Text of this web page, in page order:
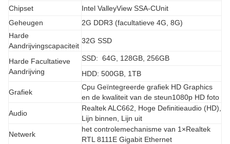
Chipset
Intel ValleyView SSA-CUnit
Geheugen
2G DDR3 (facultatieve 4G, 8G)
Harde
Aandrijvingscapaciteit
32G SSD
Harde Facultatieve
Aandrijving
SSD: 64G, 128GB, 256GB
HDD: 500GB, 1TB
Grafiek
Cpu Geïntegreerde grafiek HD Graphics
en de kwaliteit van de steun1080p HD foto
Audio
Realtek ALC662, Hoge Definitieaudio (HD),
Lijn binnen, Lijn uit
Netwerk
het controlemechanisme van 1×Realtek
RTL 8111E Gigabit Ethernet